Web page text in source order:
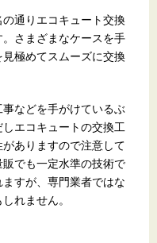
通りエコキュート交換
さまざまなケースを手
極めてスムーズに交換
などを手がけているぶ
エコキュートの交換工
ありますので注意して
でも一定水準の技術で
すが、専門業者ではな
れません。